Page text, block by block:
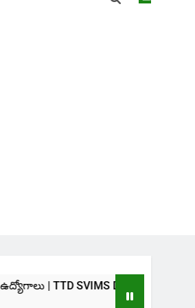
Direct Recruitment 2026